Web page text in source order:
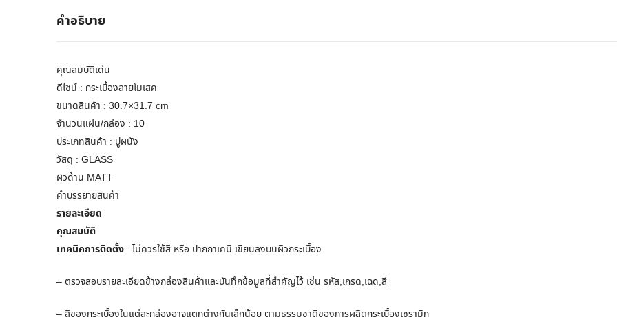
คำอธิบาย
คุณสมบัติเด่น
ดีไซน์ : กระเบื้องลายโมเสค
ขนาดสินค้า : 30.7×31.7 cm
จำนวนแผ่น/กล่อง : 10
ประเภทสินค้า : ปูผนัง
วัสดุ : GLASS
ผิวด้าน MATT
คำบรรยายสินค้า
รายละเอียด
คุณสมบัติ
เทคนิคการติดตั้ง– ไม่ควรใช้สี หรือ ปากกาเคมี เขียนลงบนผิวกระเบื้อง
– ตรวจสอบรายละเอียดข้างกล่องสินค้าและบันทึกข้อมูลที่สำคัญไว้ เช่น รหัส,เกรด,เฉด,สี
– สีของกระเบื้องในแต่ละกล่องอาจแตกต่างกันเล็กน้อย ตามธรรมชาติของการผลิตกระเบื้องเซรามิก